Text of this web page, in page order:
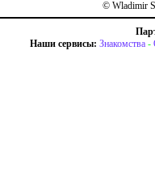
© Wladimir
Наши сервисы: Знакомства -